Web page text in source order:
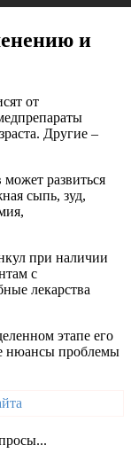
и
от
Другие –
развиться
сыпь, зуд,
при наличии
с
лекарства
этапе его
нюансы проблемы